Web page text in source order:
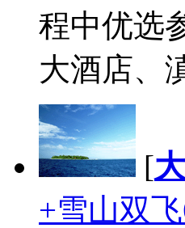
程中优选
大酒店、
[
+雪山双